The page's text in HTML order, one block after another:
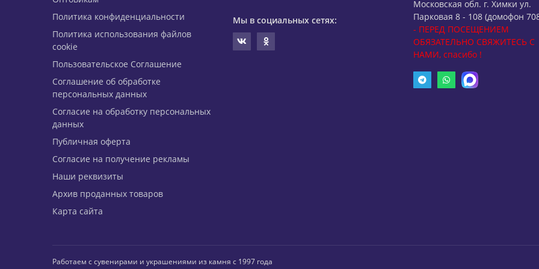
Политика конфиденциальности
Политика использования файлов
cookie
Пользовательское Соглашение
Соглашение об обработке
персональных данных
Согласие на обработку персональных
данных
Публичная оферта
Согласие на получение рекламы
Наши реквизиты
Архив проданных товаров
Карта сайта
Мы в социальных сетях:
Московская обл. г. Химки ул.
Парковая 8 - 108 (домофон
- ПЕРЕД ПОСЕЩЕНИЕМ
ОБЯЗАТЕЛЬНО СВЯЖИТЕСЬ С
НАМИ, спасибо !
Работаем с сувенирами и украшениями из камня с 1997 года